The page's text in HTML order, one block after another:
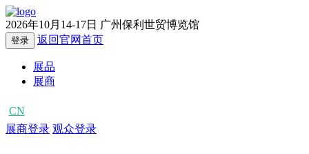
2026年10月14-17日 广州保利世贸博览馆
登录 返回官网首页
展品
展商
CN
展商登录 观众登录